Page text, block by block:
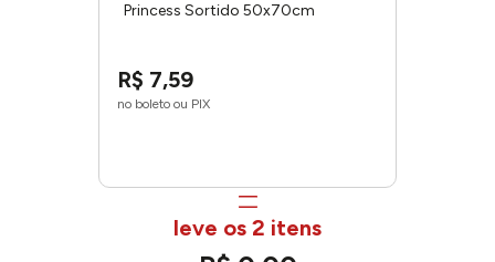
Princess Sortido 50x70cm
R$ 7,59
no boleto ou PIX
leve os 2 itens